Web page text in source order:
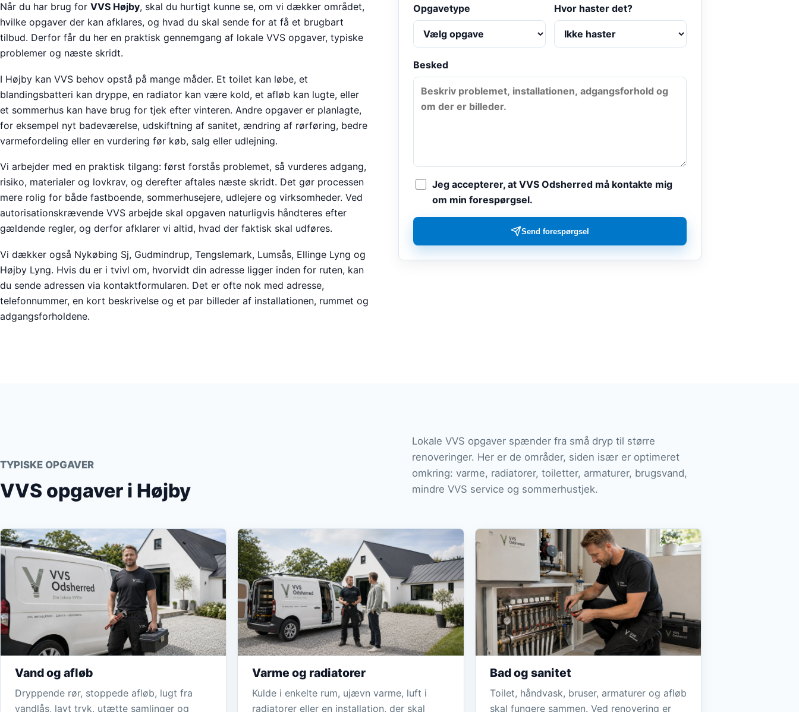
Når du har brug for VVS Højby, skal du hurtigt kunne se, om vi dækker området,
hvilke opgaver der kan afklares, og hvad du skal sende for at få et brugbart
tilbud. Derfor får du her en praktisk gennemgang af lokale VVS opgaver, typiske
problemer og næste skridt.
I Højby kan VVS behov opstå på mange måder. Et toilet kan løbe, et
blandingsbatteri kan dryppe, en radiator kan være kold, et afløb kan lugte, eller
et sommerhus kan have brug for tjek efter vinteren. Andre opgaver er planlagte,
for eksempel nyt badeværelse, udskiftning af sanitet, ændring af rørføring, bedre
varmefordeling eller en vurdering før køb, salg eller udlejning.
Vi arbejder med en praktisk tilgang: først forstås problemet, så vurderes adgang,
risiko, materialer og lovkrav, og derefter aftales næste skridt. Det gør processen
mere rolig for både fastboende, sommerhusejere, udlejere og virksomheder. Ved
autorisationskrævende VVS arbejde skal opgaven naturligvis håndteres efter
gældende regler, og derfor afklarer vi altid, hvad der faktisk skal udføres.
Vi dækker også Nykøbing Sj, Gudmindrup, Tengslemark, Lumsås, Ellinge Lyng og
Højby Lyng. Hvis du er i tvivl om, hvorvidt din adresse ligger inden for ruten, kan
du sende adressen via kontaktformularen. Det er ofte nok med adresse,
telefonnummer, en kort beskrivelse og et par billeder af installationen, rummet og
adgangsforholdene.
Opgavetype Hvor haster det?
Besked
Jeg accepterer, at VVS Odsherred må kontakte mig
om min forespørgsel.
Send forespørgsel
TYPISKE OPGAVER
VVS opgaver i Højby
Lokale VVS opgaver spænder fra små dryp til større
renoveringer. Her er de områder, siden især er optimeret
omkring: varme, radiatorer, toiletter, armaturer, brugsvand,
mindre VVS service og sommerhustjek.
Vand og afløb
Dryppende rør, stoppede afløb, lugt fra
vandlås, lavt tryk, utætte samlinger og
Varme og radiatorer
Kulde i enkelte rum, ujævn varme, luft i
radiatorer eller en installation, der skal
Bad og sanitet
Toilet, håndvask, bruser, armaturer og afløb
skal fungere sammen. Ved renovering er